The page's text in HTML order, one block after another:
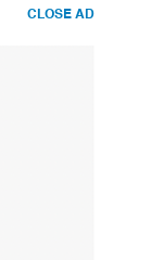
CLOSE AD